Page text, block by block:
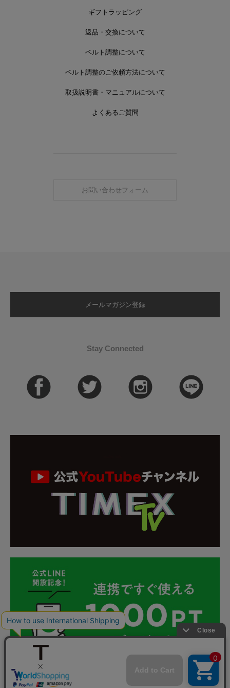
ギフトラッピング
返品・交換について
ベルト調整について
ベルト調整のご依頼方法について
取扱説明書・マニュアルについて
よくあるご質問
お問い合わせフォーム
メールマガジン登録
Stay Connected